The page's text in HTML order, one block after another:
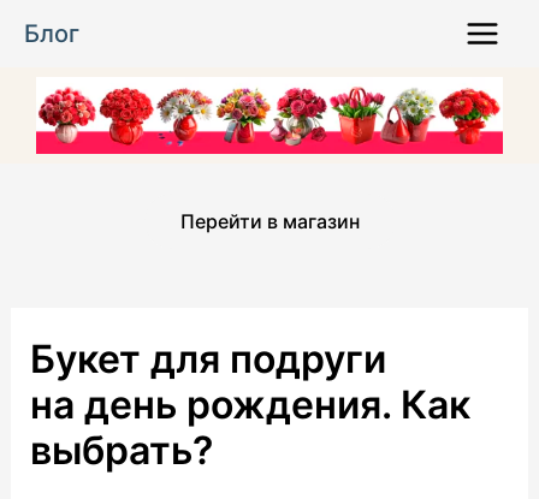
Блог
Menu
Перейти в магазин
Букет для подруги
на день рождения. Как
выбрать?